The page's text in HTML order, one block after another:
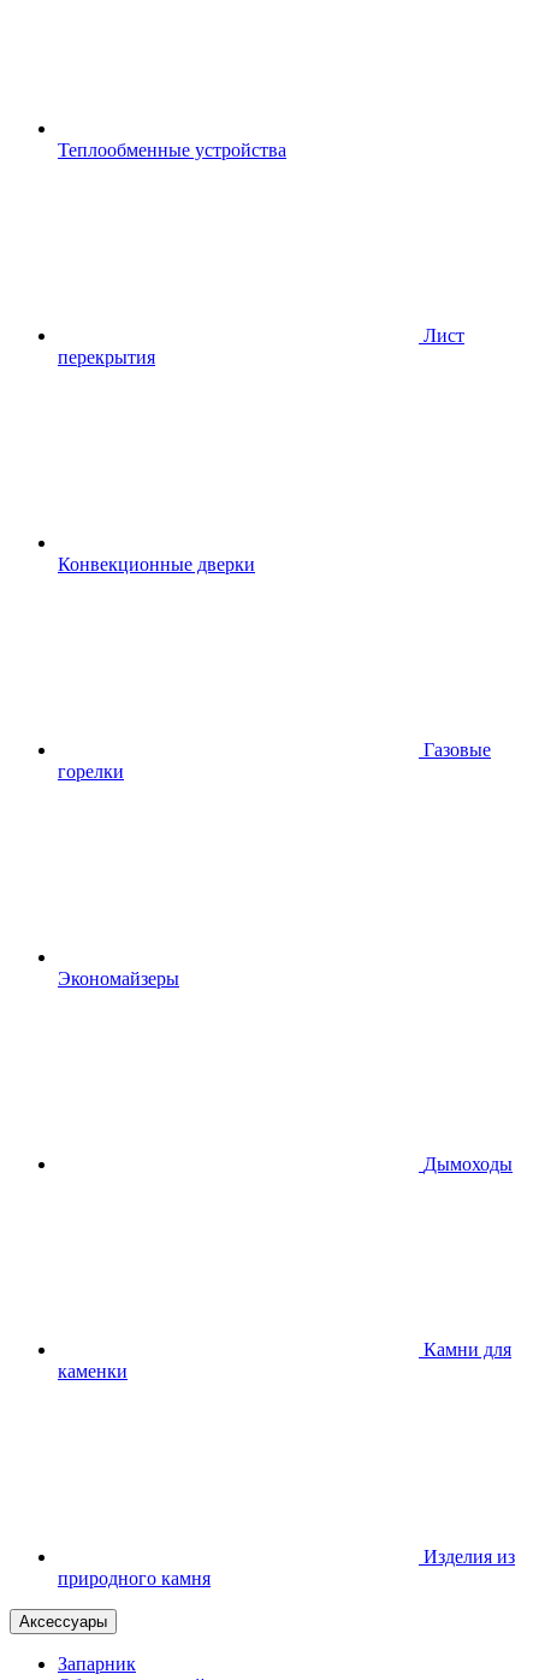
Теплообменные устройства
Лист
перекрытия
Конвекционные дверки
Газовые
горелки
Экономайзеры
Дымоходы
Камни для
каменки
Изделия из
природного камня
Аксессуары
Запарник